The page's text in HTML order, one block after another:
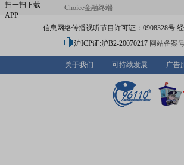
扫一扫下载
APP
Choice金融终端
信息网络传播视听节目许可证：0908328号
沪ICP证:沪B2-20070217 网站备案
关于我们 可持续发展 广告